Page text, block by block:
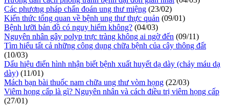
Các phương pháp chẩn đoán ung thư miệng (23/02)
Kiến thức tổng quan về bệnh ung thư thực quản (09/01)
Bệnh lưỡi bản đồ có nguy hiểm không? (04/03)
Nguyên nhân gây polyp trực tràng không ai ngờ đến (09/11)
Tìm hiểu tất cả những công dụng chữa bệnh của cây thông đất
(10/03)
Dấu hiệu điển hình nhận biết bệnh xuất huyết dạ dày (chảy máu dạ
dày) (11/01)
Mách bạn bài thuốc nam chữa ung thư vòm họng (22/03)
Viêm họng cấp là gì? Nguyên nhân và cách điều trị viêm họng cấp
(27/01)